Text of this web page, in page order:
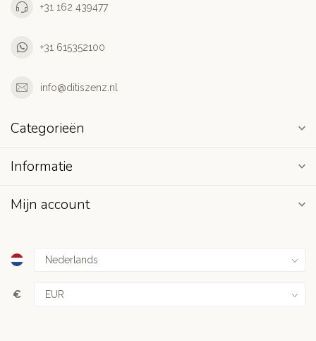
+31 162 439477
+31 615352100
info@ditiszenz.nl
Categorieën
Informatie
Mijn account
€